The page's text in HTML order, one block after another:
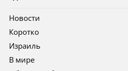
Новости
Коротко
Израиль
В мире